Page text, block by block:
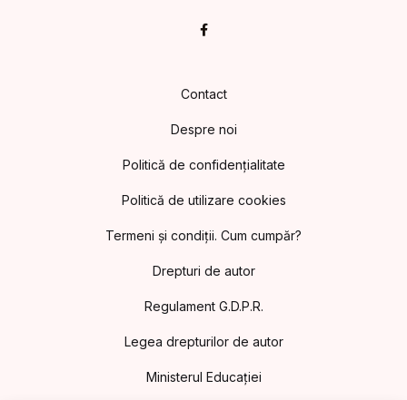
Facebook
Contact
Despre noi
Politică de confidențialitate
Politică de utilizare cookies
Termeni și condiții. Cum cumpăr?
Drepturi de autor
Regulament G.D.P.R.
Legea drepturilor de autor
Ministerul Educației